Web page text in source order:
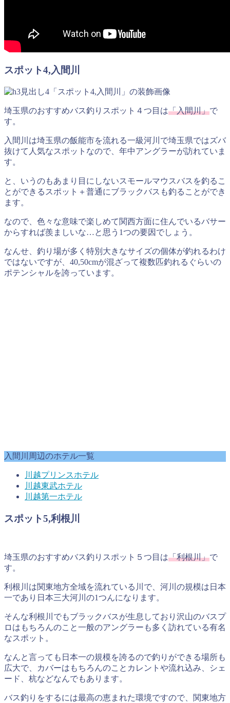
スポット4,入間川
埼玉県のおすすめバス釣りスポット４つ目は「入間川」で
す。
入間川は埼玉県の飯能市を流れる一級河川で埼玉県ではズバ
抜けて人気なスポットなので、年中アングラーが訪れていま
す。
と、いうのもあまり目にしないスモールマウスバスを釣るこ
とができるスポット＋普通にブラックバスも釣ることができ
ます。
なので、色々な意味で楽しめて関西方面に住んでいるバサー
からすれば羨ましいな…と思う1つの要因でしょう。
なんせ、釣り場が多く特別大きなサイズの個体が釣れるわけ
ではないですが、40,50cmが混ざって複数匹釣れるぐらいの
ポテンシャルを誇っています。
入間川周辺のホテル一覧
川越プリンスホテル
川越東武ホテル
川越第一ホテル
スポット5,利根川
埼玉県のおすすめバス釣りスポット５つ目は「利根川」で
す。
利根川は関東地方全域を流れている川で、河川の規模は日本
一であり日本三大河川の1つんになります。
そんな利根川でもブラックバスが生息しており沢山のバスプ
ロはもちろんのこと一般のアングラーも多く訪れている有名
なスポット。
なんと言っても日本一の規模を誇るので釣りができる場所も
広大で、カバーはもちろんのことカレントや流れ込み、シェ
ード、杭などなんでもあります。
バス釣りをするには最高の恵まれた環境ですので、関東地方